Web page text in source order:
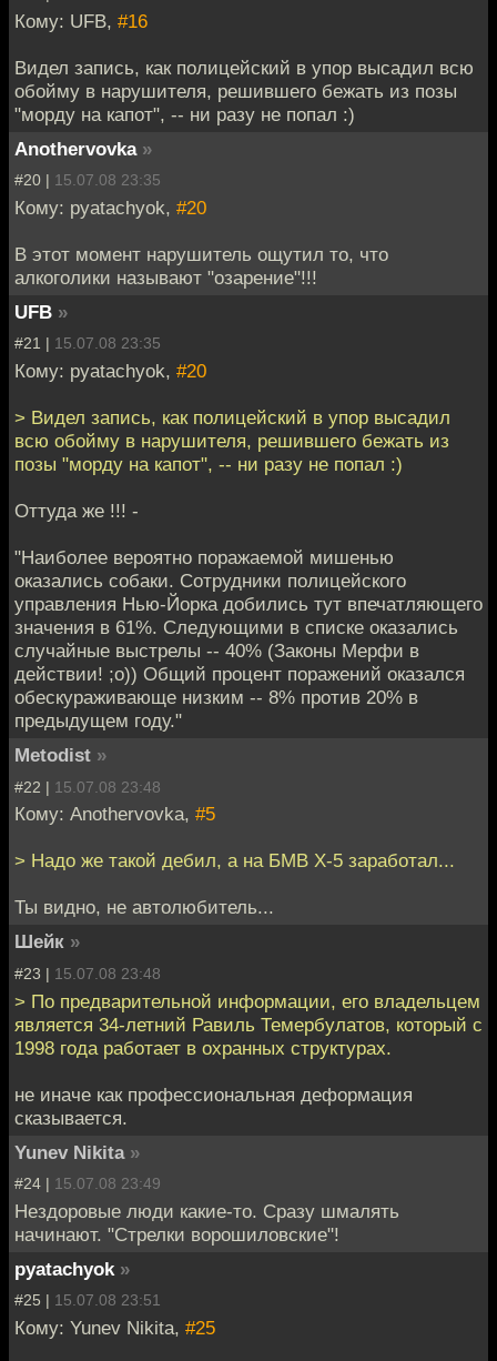
Кому: UFB, #16
Видел запись, как полицейский в упор высадил всю
обойму в нарушителя, решившего бежать из позы
"морду на капот", -- ни разу не попал :)
Anothervovka »
#20 | 15.07.08 23:35
Кому: pyatachyok, #20
В этот момент нарушитель ощутил то, что
алкоголики называют "озарение"!!!
UFB »
#21 | 15.07.08 23:35
Кому: pyatachyok, #20
> Видел запись, как полицейский в упор высадил
всю обойму в нарушителя, решившего бежать из
позы "морду на капот", -- ни разу не попал :)
Оттуда же !!! -
"Наиболее вероятно поражаемой мишенью
оказались собаки. Сотрудники полицейского
управления Нью-Йорка добились тут впечатляющего
значения в 61%. Следующими в списке оказались
случайные выстрелы -- 40% (Законы Мерфи в
действии! ;о)) Общий процент поражений оказался
обескураживающе низким -- 8% против 20% в
предыдущем году."
Metodist »
#22 | 15.07.08 23:48
Кому: Anothervovka, #5
> Надо же такой дебил, а на БМВ Х-5 заработал...
Ты видно, не автолюбитель...
Шейк »
#23 | 15.07.08 23:48
> По предварительной информации, его владельцем
является 34-летний Равиль Темербулатов, который с
1998 года работает в охранных структурах.
не иначе как профессиональная деформация
сказывается.
Yunev Nikita »
#24 | 15.07.08 23:49
Нездоровые люди какие-то. Сразу шмалять
начинают. "Стрелки ворошиловские"!
pyatachyok »
#25 | 15.07.08 23:51
Кому: Yunev Nikita, #25